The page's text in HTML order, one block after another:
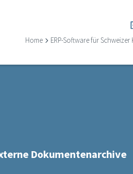
Home ERP-Software für
Dokumentenarchive